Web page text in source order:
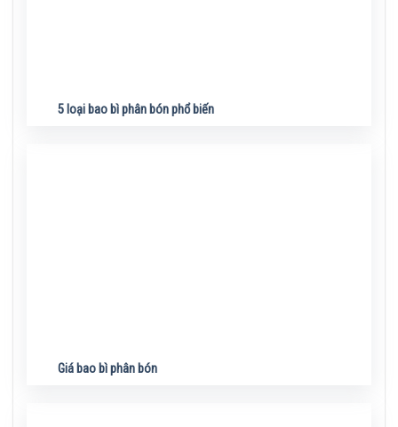
5 loại bao bì phân bón phổ biến
Giá bao bì phân bón